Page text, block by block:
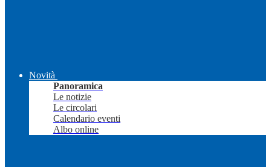
Novità
Panoramica
Le notizie
Le circolari
Calendario eventi
Albo online